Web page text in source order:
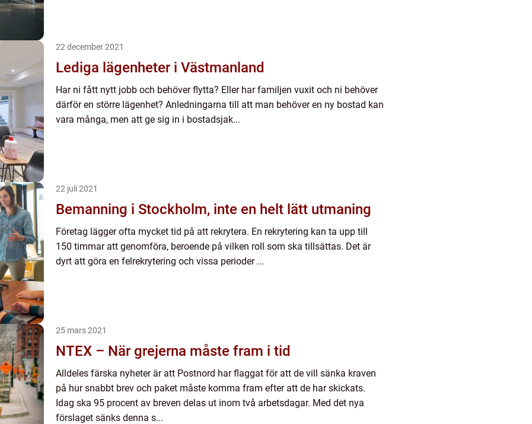
22 december 2021
Lediga lägenheter i Västmanland
Har ni fått nytt jobb och behöver flytta? Eller har familjen vuxit och ni behöver
därför en större lägenhet? Anledningarna till att man behöver en ny bostad kan
vara många, men att ge sig in i bostadsjak...
22 juli 2021
Bemanning i Stockholm, inte en helt lätt utmaning
Företag lägger ofta mycket tid på att rekrytera. En rekrytering kan ta upp till
150 timmar att genomföra, beroende på vilken roll som ska tillsättas. Det är
dyrt att göra en felrekrytering och vissa perioder ...
25 mars 2021
NTEX – När grejerna måste fram i tid
Alldeles färska nyheter är att Postnord har flaggat för att de vill sänka kraven
på hur snabbt brev och paket måste komma fram efter att de har skickats.
Idag ska 95 procent av breven delas ut inom två arbetsdagar. Med det nya
förslaget sänks denna s...